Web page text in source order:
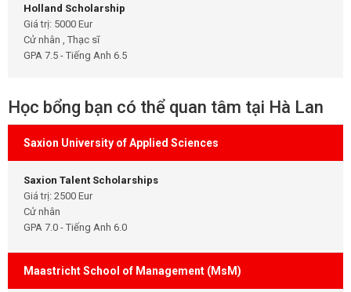
Holland Scholarship
Giá trị: 5000 Eur
Cử nhân , Thạc sĩ
GPA 7.5 - Tiếng Anh 6.5
Học bổng bạn có thể quan tâm tại Hà Lan
Saxion University of Applied Sciences
Saxion Talent Scholarships
Giá trị: 2500 Eur
Cử nhân
GPA 7.0 - Tiếng Anh 6.0
Maastricht School of Management (MsM)